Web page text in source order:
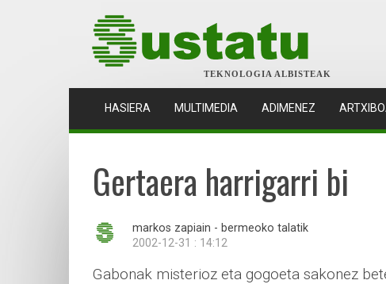
TEKNOLOGIA ALBISTEAK
HASIERA (CURRENT)
MULTIMEDIA ADIMENEZ
Gertaera harrigarri bi
markos zapiain - bermeoko talatik
2002-12-31 : 14:12
Gabonak misterioz eta gogoeta sakonez